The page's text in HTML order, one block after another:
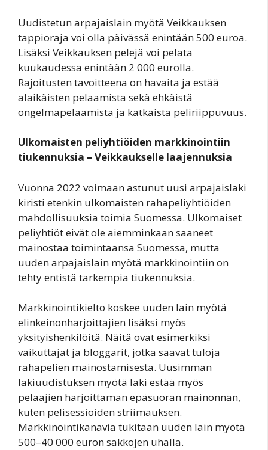
Uudistetun arpajaislain myötä Veikkauksen
tappioraja voi olla päivässä enintään 500 euroa.
Lisäksi Veikkauksen pelejä voi pelata
kuukaudessa enintään 2 000 eurolla.
Rajoitusten tavoitteena on havaita ja estää
alaikäisten pelaamista sekä ehkäistä
ongelmapelaamista ja katkaista peliriippuvuus.
Ulkomaisten peliyhtiöiden markkinointiin
tiukennuksia – Veikkaukselle laajennuksia
Vuonna 2022 voimaan astunut uusi arpajaislaki
kiristi etenkin ulkomaisten rahapeliyhtiöiden
mahdollisuuksia toimia Suomessa. Ulkomaiset
peliyhtiöt eivät ole aiemminkaan saaneet
mainostaa toimintaansa Suomessa, mutta
uuden arpajaislain myötä markkinointiin on
tehty entistä tarkempia tiukennuksia.
Markkinointikielto koskee uuden lain myötä
elinkeinonharjoittajien lisäksi myös
yksityishenkilöitä. Näitä ovat esimerkiksi
vaikuttajat ja bloggarit, jotka saavat tuloja
rahapelien mainostamisesta. Uusimman
lakiuudistuksen myötä laki estää myös
pelaajien harjoittaman epäsuoran mainonnan,
kuten pelisessioiden striimauksen.
Markkinointikanavia tukitaan uuden lain myötä
500–40 000 euron sakkojen uhalla.